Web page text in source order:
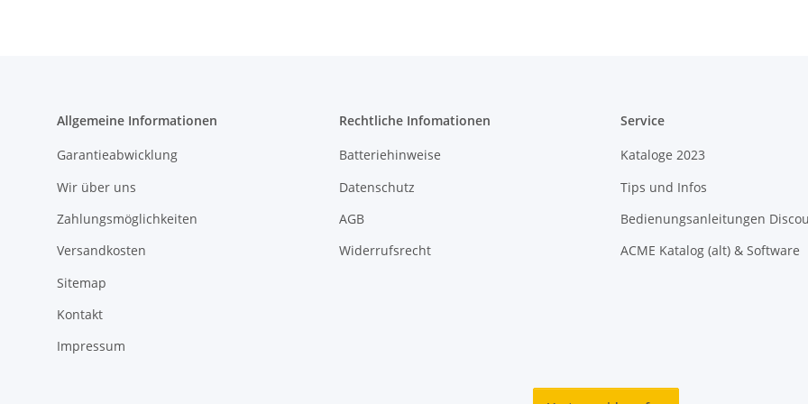
Allgemeine Informationen
Garantieabwicklung
Wir über uns
Zahlungsmöglichkeiten
Versandkosten
Sitemap
Kontakt
Impressum
Rechtliche Infomationen
Batteriehinweise
Datenschutz
AGB
Widerrufsrecht
Service
Kataloge 2023
Tips und Infos
Bedienungsanleitungen
ACME Katalog (alt) & Software